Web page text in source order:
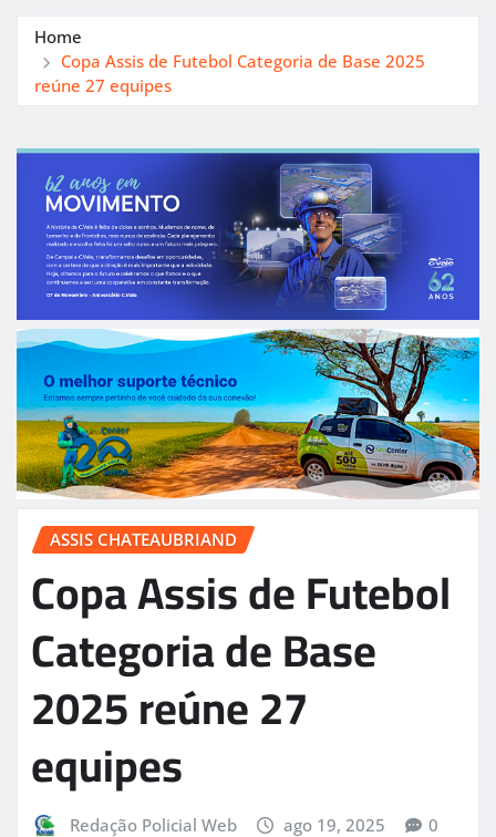
Home
Copa Assis de Futebol Categoria de Base 2025
reúne 27 equipes
ASSIS CHATEAUBRIAND
Copa Assis de Futebol
Categoria de Base
2025 reúne 27
equipes
Redação Policial Web ago 19, 2025 0